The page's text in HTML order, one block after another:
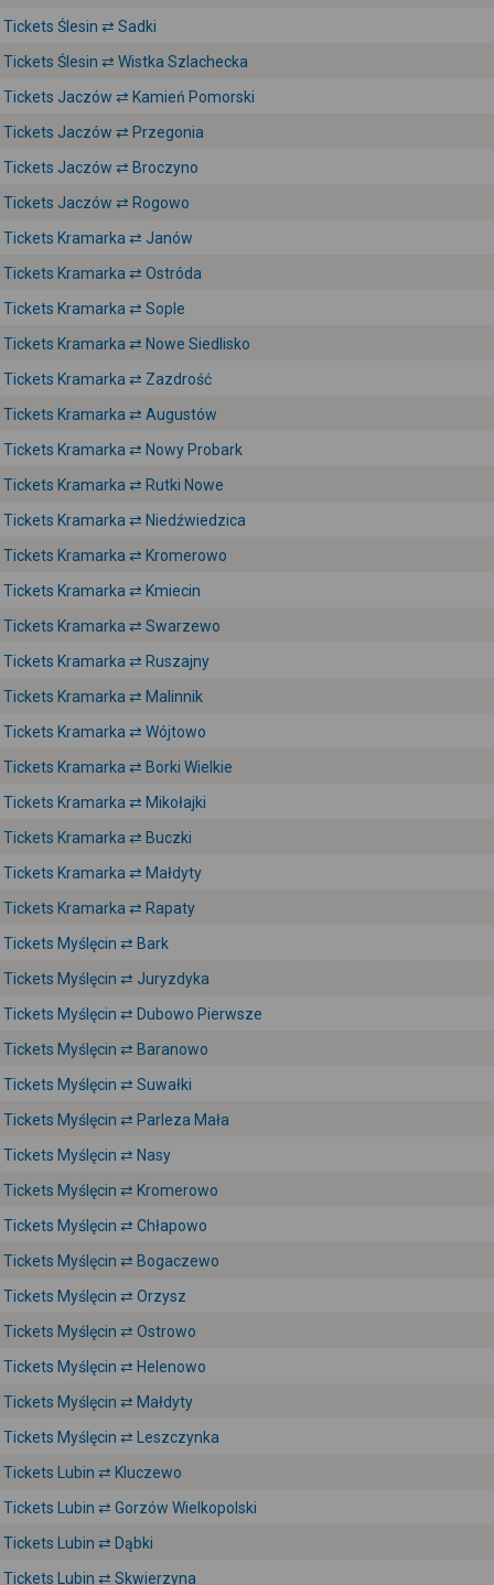
Tickets Ślesin ⇄ Sadki
Tickets Ślesin ⇄ Wistka Szlachecka
Tickets Jaczów ⇄ Kamień Pomorski
Tickets Jaczów ⇄ Przegonia
Tickets Jaczów ⇄ Broczyno
Tickets Jaczów ⇄ Rogowo
Tickets Kramarka ⇄ Janów
Tickets Kramarka ⇄ Ostróda
Tickets Kramarka ⇄ Sople
Tickets Kramarka ⇄ Nowe Siedlisko
Tickets Kramarka ⇄ Zazdrość
Tickets Kramarka ⇄ Augustów
Tickets Kramarka ⇄ Nowy Probark
Tickets Kramarka ⇄ Rutki Nowe
Tickets Kramarka ⇄ Niedźwiedzica
Tickets Kramarka ⇄ Kromerowo
Tickets Kramarka ⇄ Kmiecin
Tickets Kramarka ⇄ Swarzewo
Tickets Kramarka ⇄ Ruszajny
Tickets Kramarka ⇄ Malinnik
Tickets Kramarka ⇄ Wójtowo
Tickets Kramarka ⇄ Borki Wielkie
Tickets Kramarka ⇄ Mikołajki
Tickets Kramarka ⇄ Buczki
Tickets Kramarka ⇄ Małdyty
Tickets Kramarka ⇄ Rapaty
Tickets Myślęcin ⇄ Bark
Tickets Myślęcin ⇄ Juryzdyka
Tickets Myślęcin ⇄ Dubowo Pierwsze
Tickets Myślęcin ⇄ Baranowo
Tickets Myślęcin ⇄ Suwałki
Tickets Myślęcin ⇄ Parleza Mała
Tickets Myślęcin ⇄ Nasy
Tickets Myślęcin ⇄ Kromerowo
Tickets Myślęcin ⇄ Chłapowo
Tickets Myślęcin ⇄ Bogaczewo
Tickets Myślęcin ⇄ Orzysz
Tickets Myślęcin ⇄ Ostrowo
Tickets Myślęcin ⇄ Helenowo
Tickets Myślęcin ⇄ Małdyty
Tickets Myślęcin ⇄ Leszczynka
Tickets Lubin ⇄ Kluczewo
Tickets Lubin ⇄ Gorzów Wielkopolski
Tickets Lubin ⇄ Dąbki
Tickets Lubin ⇄ Skwierzyna